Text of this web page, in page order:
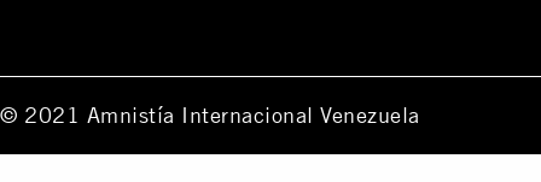
© 2021 Amnistía Internacional Venezuela